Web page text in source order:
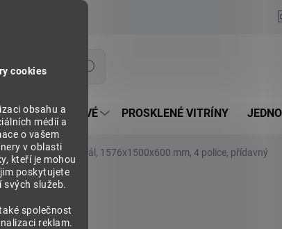
cookies
obsahu a
médií a
o vašem
v oblasti
kteří je mohou
poskytujete
svých služeb.
společnost
reklam.
COOKIES
Hledat
SEKTOROVÉ PROSKLENÉ VITRÍNY
Kovový policový regál, 1576x1500x600 mm, 4 police, přídavný